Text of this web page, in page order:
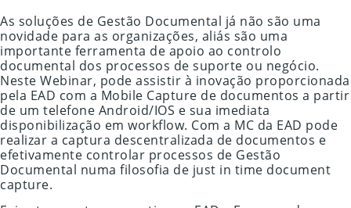
As soluções de Gestão Documental já não são uma
novidade para as organizações, aliás são uma
importante ferramenta de apoio ao controlo
documental dos processos de suporte ou negócio.
Neste Webinar, pode assistir à inovação proporcionada
pela EAD com a Mobile Capture de documentos a partir
de um telefone Android/IOS e sua imediata
disponibilização em workflow. Com a MC da EAD pode
realizar a captura descentralizada de documentos e
efetivamente controlar processos de Gestão
Documental numa filosofia de just in time document
capture.